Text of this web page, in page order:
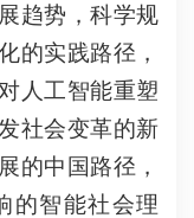
趋势，科学规
的实践路径，
人工智能重塑
社会变革的新
的中国路径，
的智能社会理